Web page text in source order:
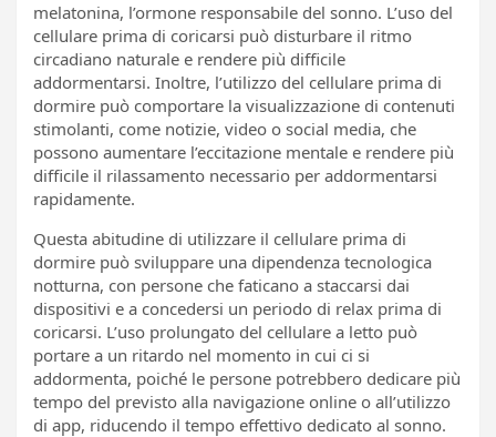
melatonina, l’ormone responsabile del sonno. L’uso del
cellulare prima di coricarsi può disturbare il ritmo
circadiano naturale e rendere più difficile
addormentarsi. Inoltre, l’utilizzo del cellulare prima di
dormire può comportare la visualizzazione di contenuti
stimolanti, come notizie, video o social media, che
possono aumentare l’eccitazione mentale e rendere più
difficile il rilassamento necessario per addormentarsi
rapidamente.
Questa abitudine di utilizzare il cellulare prima di
dormire può sviluppare una dipendenza tecnologica
notturna, con persone che faticano a staccarsi dai
dispositivi e a concedersi un periodo di relax prima di
coricarsi. L’uso prolungato del cellulare a letto può
portare a un ritardo nel momento in cui ci si
addormenta, poiché le persone potrebbero dedicare più
tempo del previsto alla navigazione online o all’utilizzo
di app, riducendo il tempo effettivo dedicato al sonno.